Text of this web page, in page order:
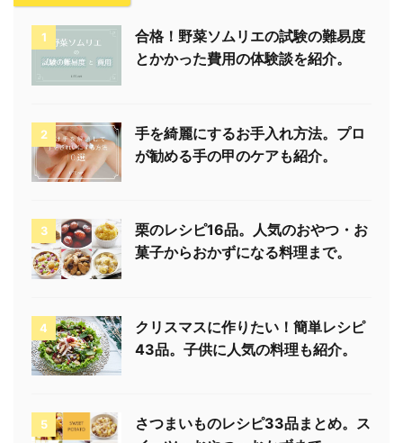
1
合格！野菜ソムリエの試験の難易度
とかかった費用の体験談を紹介。
2
手を綺麗にするお手入れ方法。プロ
が勧める手の甲のケアも紹介。
3
栗のレシピ16品。人気のおやつ・お
菓子からおかずになる料理まで。
4
クリスマスに作りたい！簡単レシピ
43品。子供に人気の料理も紹介。
5
さつまいものレシピ33品まとめ。ス